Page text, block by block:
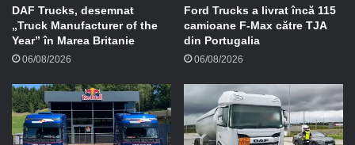
DAF Trucks, desemnat
„Truck Manufacturer of the
Year” în Marea Britanie
06/08/2026
Ford Trucks a livrat încă 115
camioane F-Max către TJA
din Portugalia
06/08/2026